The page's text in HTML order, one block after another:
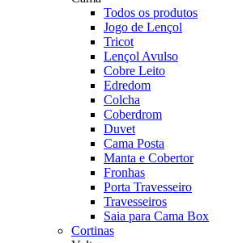
Todos os produtos
Jogo de Lençol
Tricot
Lençol Avulso
Cobre Leito
Edredom
Colcha
Coberdrom
Duvet
Cama Posta
Manta e Cobertor
Fronhas
Porta Travesseiro
Travesseiros
Saia para Cama Box
Cortinas